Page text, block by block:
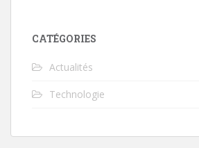
CATÉGORIES
Actualités
Technologie